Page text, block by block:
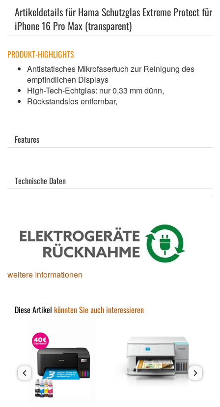
Artikeldetails für Hama Schutzglas Extreme Protect für
iPhone 16 Pro Max (transparent)
PRODUKT-HIGHLIGHTS
Antistatisches Mikrofasertuch zur Reinigung des
empfindlichen Displays
High-Tech-Echtglas: nur 0,33 mm dünn,
Rückstandslos entfernbar,
Features
Technische Daten
weitere Informationen
Diese Artikel könnten Sie auch interessieren